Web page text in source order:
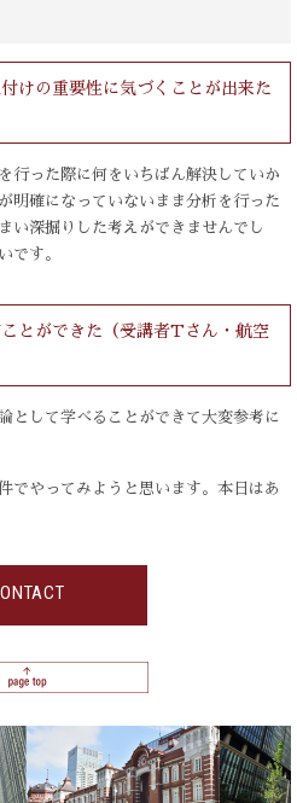
けの重要性に気づくことが出来た
行った際に何をいちばん解決していか
明確になっていないまま分析を行った
い深掘りした考えができませんでし
です。
とができた（受講者Tさん・航空
として学べることができて大変参考に
でやってみようと思います。本日はあ